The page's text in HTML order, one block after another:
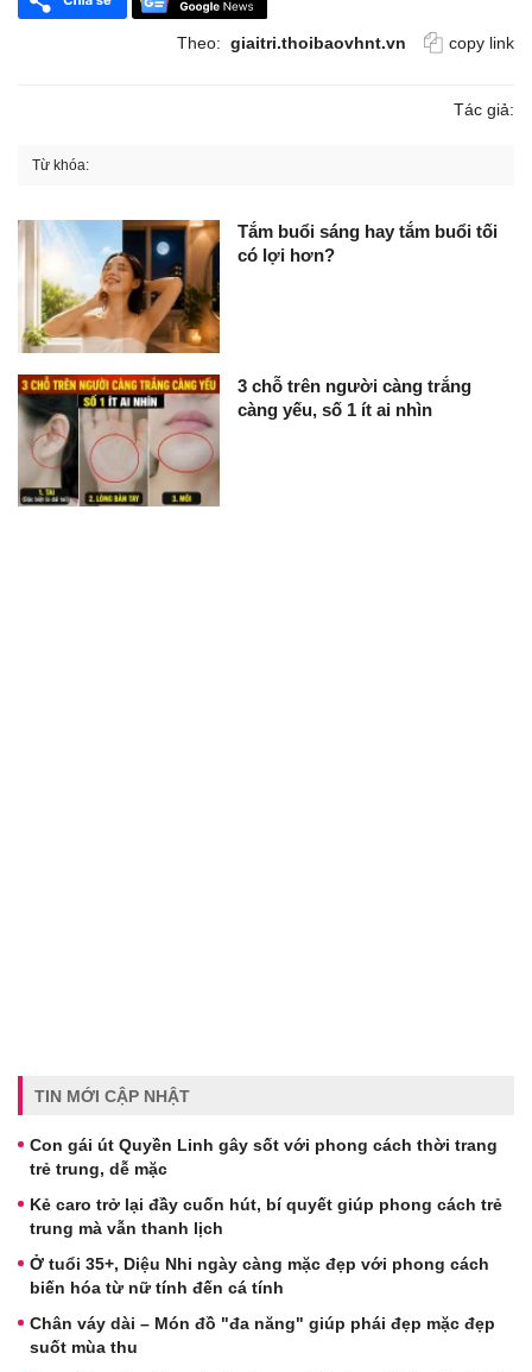
Theo: giaitri.thoibaovhnt.vn copy link
Tác giả:
Từ khóa:
Tắm buổi sáng hay tắm buổi tối
có lợi hơn?
3 chỗ trên người càng trắng
càng yếu, số 1 ít ai nhìn
TIN MỚI CẬP NHẬT
Con gái út Quyền Linh gây sốt với phong cách thời trang
trẻ trung, dễ mặc
Kẻ caro trở lại đầy cuốn hút, bí quyết giúp phong cách trẻ
trung mà vẫn thanh lịch
Ở tuổi 35+, Diệu Nhi ngày càng mặc đẹp với phong cách
biến hóa từ nữ tính đến cá tính
Chân váy dài – Món đồ "đa năng" giúp phái đẹp mặc đẹp
suốt mùa thu